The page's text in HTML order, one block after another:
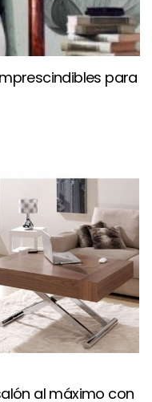
para
al máximo con